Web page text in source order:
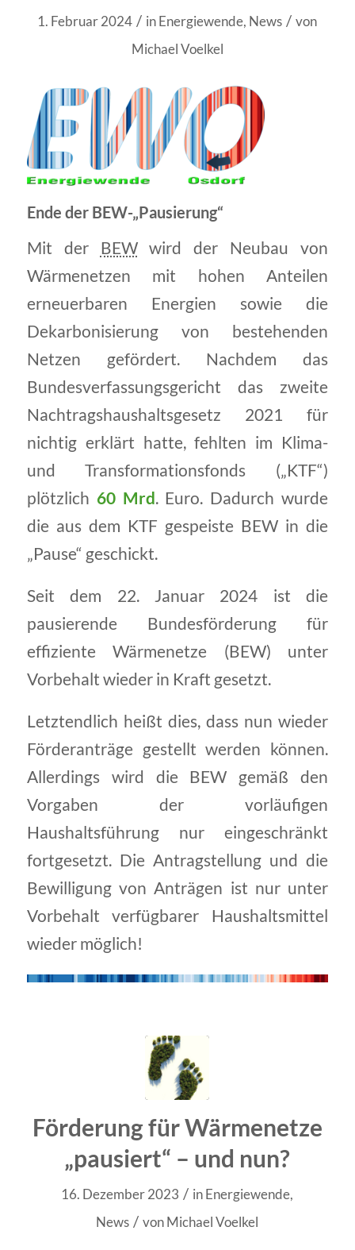
1. Februar 2024 / inEnergiewende, News / von
Michael Voelkel
Ende der BEW-„Pausierung“
Mit der BEWwird der Neubau von
Wärmenetzen mit hohen Anteilen
erneuerbaren Energien sowie die
Dekarbonisierung von bestehenden
Netzen gefördert. Nachdem das
Bundesverfassungsgericht das zweite
Nachtragshaushaltsgesetz 2021 für
nichtig erklärt hatte, fehlten im Klima-
und Transformationsfonds („KTF“)
plötzlich 60 Mrd . Euro. Dadurch wurde
die aus dem KTF gespeiste BEW in die
„Pause“ geschickt.
Seit dem 22. Januar 2024 ist die
pausierende Bundesförderung für
effiziente Wärmenetze (BEW) unter
Vorbehalt wieder in Kraft gesetzt.
Letztendlich heißt dies, dass nun wieder
Förderanträge gestellt werden können.
Allerdings wird die BEW gemäß den
Vorgaben der vorläufigen
Haushaltsführung nur eingeschränkt
fortgesetzt. Die Antragstellung und die
Bewilligung von Anträgen ist nur unter
Vorbehalt verfügbarer Haushaltsmittel
wieder möglich!
Förderung für Wärmenetze
„pausiert“ – und nun?
16. Dezember 2023 / inEnergiewende,
News / vonMichael Voelkel